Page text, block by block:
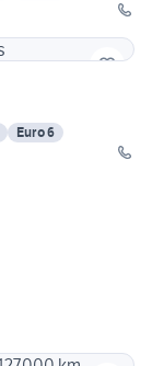
Euro 6